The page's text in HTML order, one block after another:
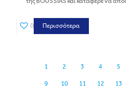
0 Περισσότερα
1 2 3 4 5
9 10 11 12 13